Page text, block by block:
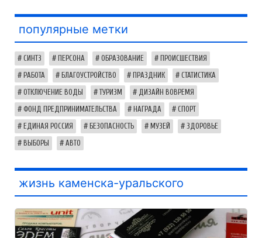
популярные метки
СИНТЗ ПЕРСОНА ОБРАЗОВАНИЕ ПРОИСШЕСТВИЯ
РАБОТА БЛАГОУСТРОЙСТВО ПРАЗДНИК СТАТИСТИКА
ОТКЛЮЧЕНИЕ ВОДЫ ТУРИЗМ ДИЗАЙН ВОВРЕМЯ
ФОНД ПРЕДПРИНИМАТЕЛЬСТВА НАГРАДА СПОРТ
ЕДИНАЯ РОССИЯ БЕЗОПАСНОСТЬ МУЗЕЙ ЗДОРОВЬЕ
ВЫБОРЫ АВТО
жизнь каменска-уральского